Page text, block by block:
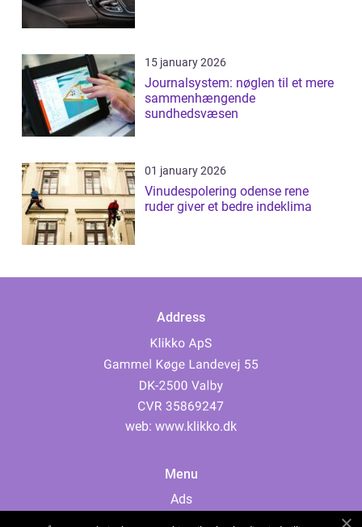
15 january 2026
Journalsystem: nøglen til et mere
sammenhængende
sundhedsvæsen
01 january 2026
Vinudespolering odense rene
ruder giver et bedre indeklima
Address
web: www.klikko.dk
Menu
Ads